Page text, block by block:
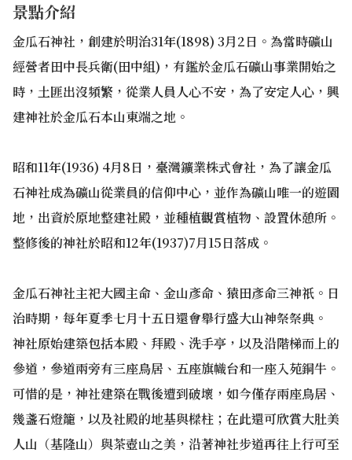
景點介紹
金瓜石神社，創建於明治31年(1898) 3月2日。為當時礦山
經營者田中長兵衛(田中組)，有鑑於金瓜石礦山事業開始之
時，土匪出沒頻繁，從業人員人心不安，為了安定人心，興
建神社於金瓜石本山東端之地。
昭和11年(1936) 4月8日，臺灣鑛業株式會社，為了讓金瓜
石神社成為礦山從業員的信仰中心，並作為礦山唯一的遊園
地，出資於原地整建社殿，並種植觀賞植物、設置休憩所。
整修後的神社於昭和12年(1937)7月15日落成。
金瓜石神社主祀大國主命、金山彥命、猿田彥命三神祇。日
治時期，每年夏季七月十五日還會舉行盛大山神祭祭典。
神社原始建築包括本殿、拜殿、洗手亭，以及沿階梯而上的
參道，參道兩旁有三座鳥居、五座旗幟台和一座入苑銅牛。
可惜的是，神社建築在戰後遭到破壞，如今僅存兩座鳥居、
幾盞石燈籠，以及社殿的地基與樑柱；在此還可欣賞大肚美
人山（基隆山）與茶壺山之美，沿著神社步道再往上行可至